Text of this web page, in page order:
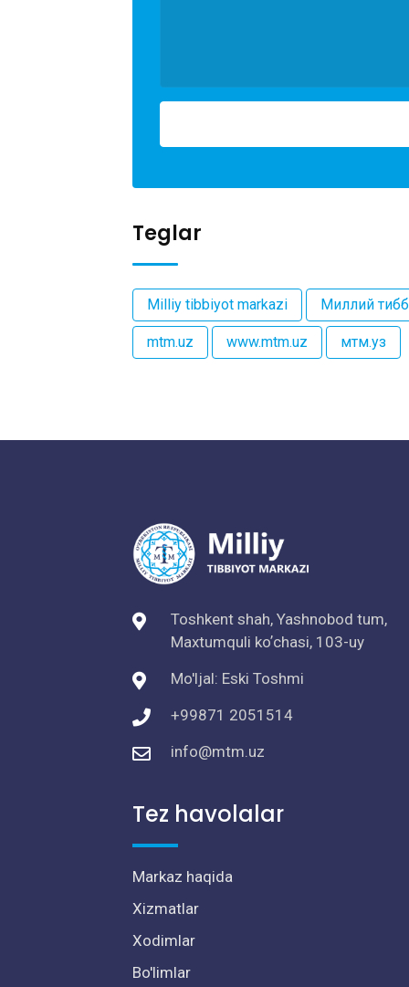
Teglar
Milliy tibbiyot markazi Миллий
mtm.uz www.mtm.uz мтм.уз
Toshkent shah, Yashnobod tum,
Maxtumquli koʼchasi, 103-uy
Mo'ljal: Eski Toshmi
+99871 2051514
info@mtm.uz
Tez havolalar
Markaz haqida
Xizmatlar
Xodimlar
Bo'limlar